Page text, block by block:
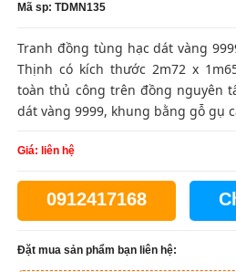
Mã sp: TDMN135
Tranh đồng tùng hạc dát vàng
Thịnh có kích thước 2m72 x
toàn thủ công trên đồng nguyên
dát vàng 9999, khung bằng gỗ gụ
Giá: liên hệ
0912417168
Đặt mua sản phẩm bạn liên hệ: